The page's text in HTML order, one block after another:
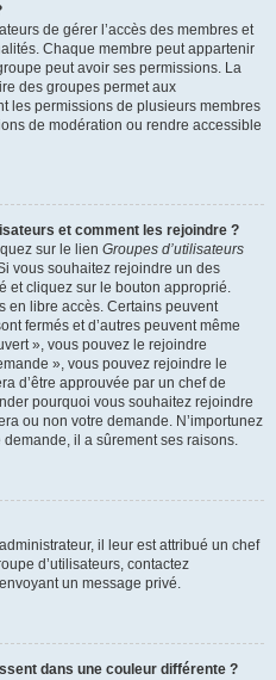
de gérer l’accès des membres et
Chaque membre peut appartenir
peut avoir ses permissions. La
des groupes permet aux
les permissions de plusieurs membres
de modération ou rendre accessible
et comment les rejoindre ?
sur le lien Groupes d’utilisateurs
vous souhaitez rejoindre un des
et cliquez sur le bouton approprié.
en libre accès. Certains peuvent
fermés et d’autres peuvent même
», vous pouvez le rejoindre
», vous pouvez rejoindre le
d’être approuvée par un chef de
pourquoi vous souhaitez rejoindre
ou non votre demande. N’importunez
il a sûrement ses raisons.
il leur est attribué un chef
d’utilisateurs, contactez
un message privé.
dans une couleur différente ?